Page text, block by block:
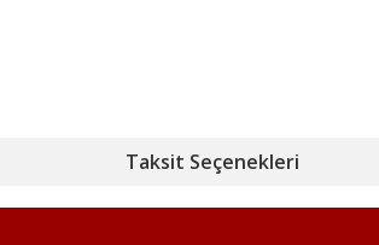
Taksit Seçenekleri